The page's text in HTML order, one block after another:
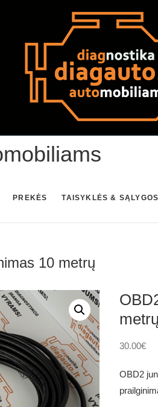
PREKĖS TAISYKLĖS & SĄLYGOS
10 metrų
metrų
30.00€
OBD2